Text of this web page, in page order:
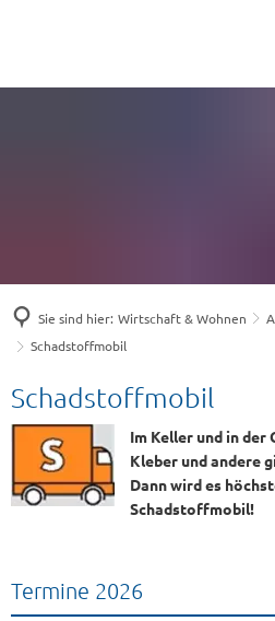
Sie sind hier: Wirtschaft & Wohnen
Schadstoffmobil
Schadstoffmobil
Schadstoffmobil
Im Keller und in der
Kleber und andere
Dann wird es
Schadstoffmobil!
Termine 2026